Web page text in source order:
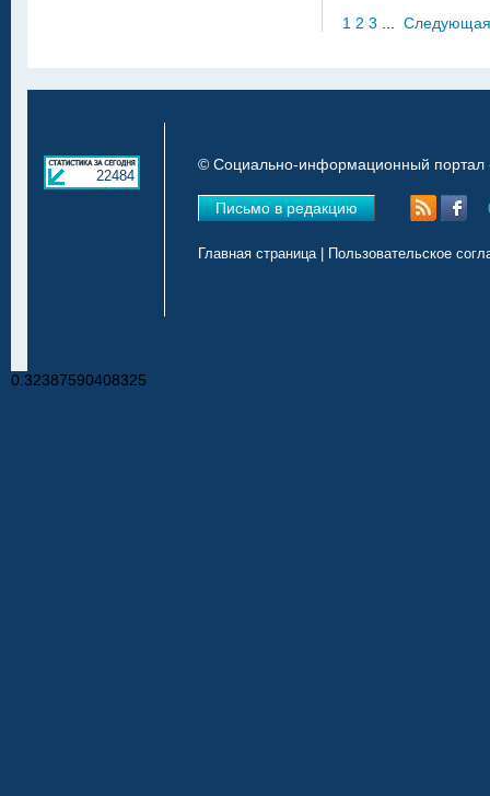
1 2 3 Следующая
22484
© Социально-информационный портал
Письмо в редакцию
Главная страница Пользовательское
0.32387590408325